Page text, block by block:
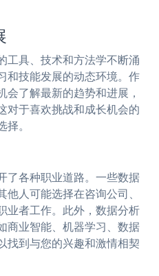
工具、技术和方法学不断涌
和技能发展的动态环境。作
了解最新的趋势和进展，
对于喜欢挑战和成长机会的
。
了各种职业道路。一些数据
人可能选择在咨询公司、
业者工作。此外，数据分析
商业智能、机器学习、数据
找到与您的兴趣和激情相契